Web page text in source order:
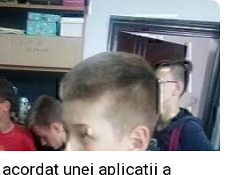
unei aplicatii a